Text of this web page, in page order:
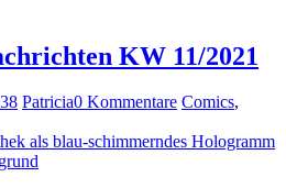
KW 11/2021
Patricia0 Kommentare Comics,